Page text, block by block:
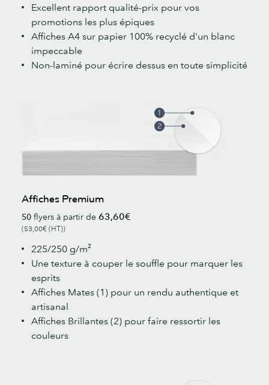
Excellent rapport qualité-prix pour vos
promotions les plus épiques
Affiches A4 sur papier 100% recyclé d'un blanc
impeccable
Non-laminé pour écrire dessus en toute simplicité
Affiches Premium
50 flyers à partir de 63,60€
(53,00€ (HT))
225/250 g/m²
Une texture à couper le souffle pour marquer les
esprits
Affiches Mates (1) pour un rendu authentique et
artisanal
Affiches Brillantes (2) pour faire ressortir les
couleurs